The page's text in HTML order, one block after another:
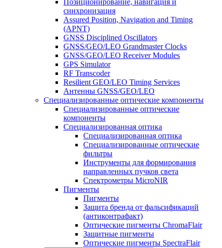
Позиционирование, навигация и
синхронизация
Assured Position, Navigation and Timing
(APNT)
GNSS Disciplined Oscillators
GNSS/GEO/LEO Grandmaster Clocks
GNSS/GEO/LEO Receiver Modules
GPS Simulator
RF Transcoder
Resilient GEO/LEO Timing Services
Антенны GNSS/GEO/LEO
Специализированные оптические компоненты
Специализированные оптические
компоненты
Специализированная оптика
Специализированная оптика
Специализированные оптические
фильтры
Инструменты для формирования
направленных пучков света
Спектрометры MicroNIR
Пигменты
Пигменты
Защита бренда от фальсификаций
(антиконтрафакт)
Оптические пигменты ChromaFlair
Защитные пигменты
Оптические пигменты SpectraFlair